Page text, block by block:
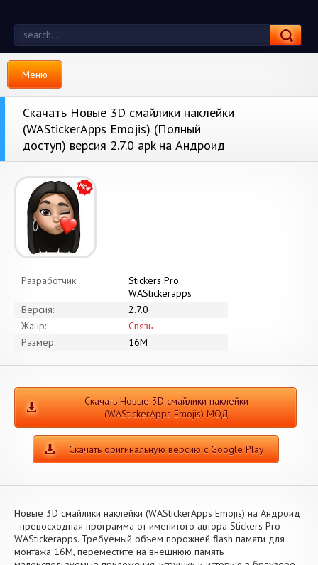
Меню
Скачать Новые 3D смайлики наклейки
(WAStickerApps Emojis) (Полный
доступ) версия 2.7.0 apk на Андроид
Разработчик:
Stickers Pro
WAStickerapps
Версия:
2.7.0
Жанр:
Связь
Размер:
16M
Скачать Новые 3D смайлики наклейки
(WAStickerApps Emojis) МОД
Скачать оригинальную версию с Google Play
Новые 3D смайлики наклейки (WAStickerApps Emojis) на Андроид
- превосходная программа от именитого автора Stickers Pro
WAStickerapps. Требуемый объем порожней flash памяти для
монтажа 16M, переместите на внешнюю память